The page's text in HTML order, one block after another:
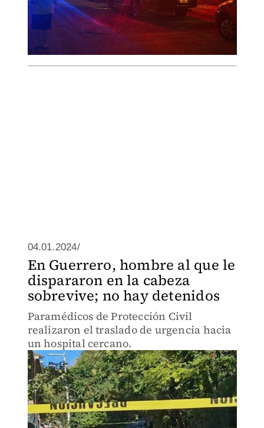
04.01.2024/
En Guerrero, hombre al que le
dispararon en la cabeza
sobrevive; no hay detenidos
Paramédicos de Protección Civil
realizaron el traslado de urgencia hacia
un hospital cercano.